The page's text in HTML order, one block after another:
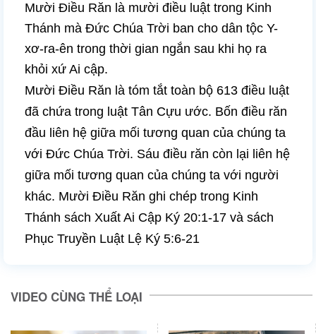
Mười Điều Răn là mười điều luật trong Kinh
Thánh mà Đức Chúa Trời ban cho dân tộc Y-
xơ-ra-ên trong thời gian ngắn sau khi họ ra
khỏi xứ Ai cập.
Mười Điều Răn là tóm tắt toàn bộ 613 điều luật
đã chứa trong luật Tân Cựu ước. Bốn điều răn
đầu liên hệ giữa mối tương quan của chúng ta
với Đức Chúa Trời. Sáu điều răn còn lại liên hệ
giữa mối tương quan của chúng ta với người
khác. Mười Điều Răn ghi chép trong Kinh
Thánh sách Xuất Ai Cập Ký 20:1-17 và sách
Phục Truyền Luật Lệ Ký 5:6-21
VIDEO CÙNG THỂ LOẠI